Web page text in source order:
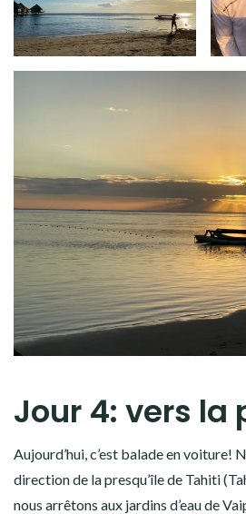
Jour 4: vers la
Aujourd’hui, c’est balade en voiture!
direction de la presqu’île de Tahiti
nous arrêtons aux jardins d’eau de